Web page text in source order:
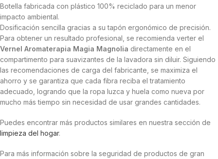
Botella fabricada con plástico 100% reciclado para un menor
impacto ambiental.
Dosificación sencilla gracias a su tapón ergonómico de precisión.
Para obtener un resultado profesional, se recomienda verter el
Vernel Aromaterapia Magia Magnolia directamente en el
compartimento para suavizantes de la lavadora sin diluir. Siguiendo
las recomendaciones de carga del fabricante, se maximiza el
ahorro y se garantiza que cada fibra reciba el tratamiento
adecuado, logrando que la ropa luzca y huela como nueva por
mucho más tiempo sin necesidad de usar grandes cantidades.
Puedes encontrar más productos similares en nuestra sección de
limpieza del hogar.
Para más información sobre la seguridad de productos de gran